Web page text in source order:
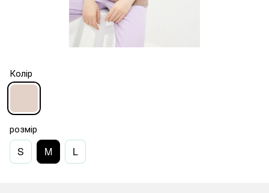
Колір
розмір
S M L